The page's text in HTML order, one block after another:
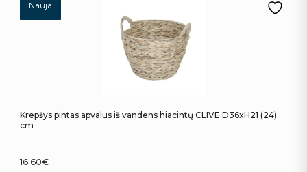
Nauja
Krepšys pintas apvalus iš vandens hiacintų CLIVE D36xH21 (24)
cm
16.60€